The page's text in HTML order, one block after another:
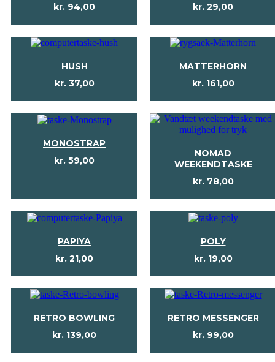
kr. 94,00
kr. 29,00
HUSH
kr.37,00
MATTERHORN
kr.161,00
MONOSTRAP
kr. 59,00
NOMAD
WEEKENDTASKE
kr.78,00
PAPIYA
kr. 21,00
POLY
kr.19,00
RETRO BOWLING
kr. 139,00
RETRO MESSENGER
kr.99,00